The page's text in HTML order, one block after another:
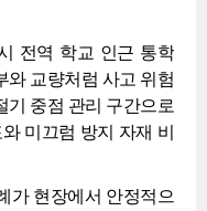
전역 학교 인근 통학
와 교량처럼 사고 위험
기 중점 관리 구간으로
미끄럼 방지 자재 비
가 현장에서 안정적으